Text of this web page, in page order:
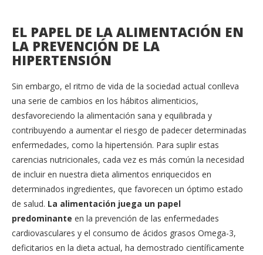
EL PAPEL DE LA ALIMENTACIÓN EN
LA PREVENCIÓN DE LA
HIPERTENSIÓN
Sin embargo, el ritmo de vida de la sociedad actual conlleva
una serie de cambios en los hábitos alimenticios,
desfavoreciendo la alimentación sana y equilibrada y
contribuyendo a aumentar el riesgo de padecer determinadas
enfermedades, como la hipertensión. Para suplir estas
carencias nutricionales, cada vez es más común la necesidad
de incluir en nuestra dieta alimentos enriquecidos en
determinados ingredientes, que favorecen un óptimo estado
de salud. La alimentación juega un papel
predominante en la prevención de las enfermedades
cardiovasculares y el consumo de ácidos grasos Omega-3,
deficitarios en la dieta actual, ha demostrado científicamente